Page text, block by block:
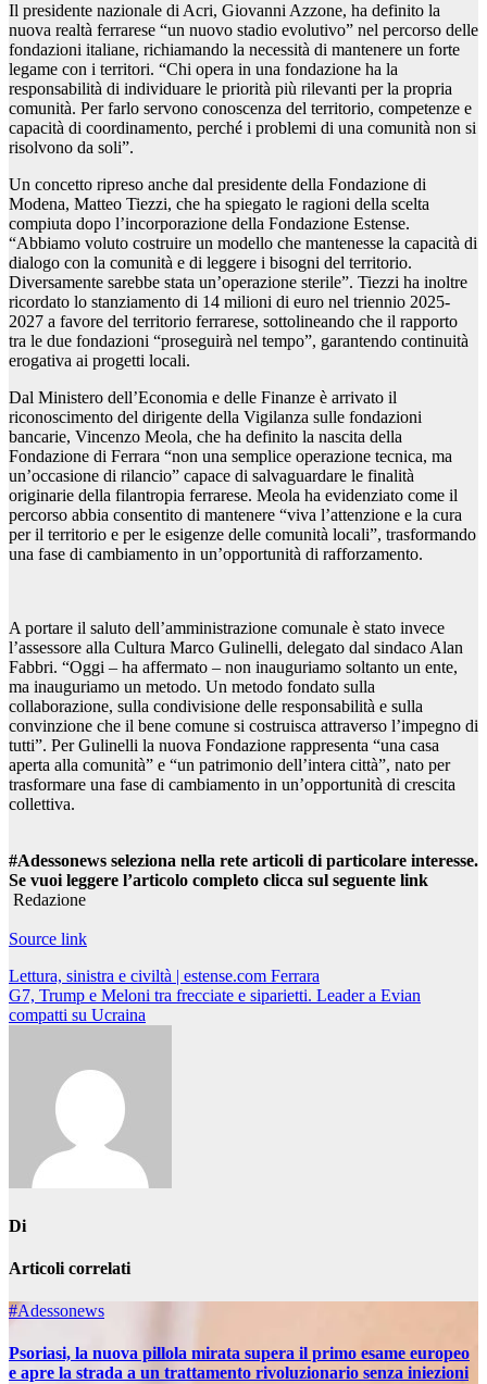
Il presidente nazionale di Acri, Giovanni Azzone, ha definito la
nuova realtà ferrarese “un nuovo stadio evolutivo” nel percorso delle
fondazioni italiane, richiamando la necessità di mantenere un forte
legame con i territori. “Chi opera in una fondazione ha la
responsabilità di individuare le priorità più rilevanti per la propria
comunità. Per farlo servono conoscenza del territorio, competenze e
capacità di coordinamento, perché i problemi di una comunità non si
risolvono da soli”.
Un concetto ripreso anche dal presidente della Fondazione di
Modena, Matteo Tiezzi, che ha spiegato le ragioni della scelta
compiuta dopo l’incorporazione della Fondazione Estense.
“Abbiamo voluto costruire un modello che mantenesse la capacità di
dialogo con la comunità e di leggere i bisogni del territorio.
Diversamente sarebbe stata un’operazione sterile”. Tiezzi ha inoltre
ricordato lo stanziamento di 14 milioni di euro nel triennio 2025-
2027 a favore del territorio ferrarese, sottolineando che il rapporto
tra le due fondazioni “proseguirà nel tempo”, garantendo continuità
erogativa ai progetti locali.
Dal Ministero dell’Economia e delle Finanze è arrivato il
riconoscimento del dirigente della Vigilanza sulle fondazioni
bancarie, Vincenzo Meola, che ha definito la nascita della
Fondazione di Ferrara “non una semplice operazione tecnica, ma
un’occasione di rilancio” capace di salvaguardare le finalità
originarie della filantropia ferrarese. Meola ha evidenziato come il
percorso abbia consentito di mantenere “viva l’attenzione e la cura
per il territorio e per le esigenze delle comunità locali”, trasformando
una fase di cambiamento in un’opportunità di rafforzamento.
A portare il saluto dell’amministrazione comunale è stato invece
l’assessore alla Cultura Marco Gulinelli, delegato dal sindaco Alan
Fabbri. “Oggi – ha affermato – non inauguriamo soltanto un ente,
ma inauguriamo un metodo. Un metodo fondato sulla
collaborazione, sulla condivisione delle responsabilità e sulla
convinzione che il bene comune si costruisca attraverso l’impegno di
tutti”. Per Gulinelli la nuova Fondazione rappresenta “una casa
aperta alla comunità” e “un patrimonio dell’intera città”, nato per
trasformare una fase di cambiamento in un’opportunità di crescita
collettiva.
#Adessonews seleziona nella rete articoli di particolare interesse.
Se vuoi leggere l’articolo completo clicca sul seguente link
Redazione
Source link
Navigazione
articoli
Lettura, sinistra e civiltà | estense.com Ferrara
G7, Trump e Meloni tra frecciate e siparietti. Leader a Evian
compatti su Ucraina
Di
Articoli correlati
#Adessonews
Psoriasi, la nuova pillola mirata supera il primo esame europeo
e apre la strada a un trattamento rivoluzionario senza iniezioni